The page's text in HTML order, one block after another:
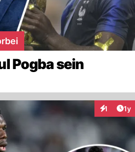
Pogba sein
1 1y